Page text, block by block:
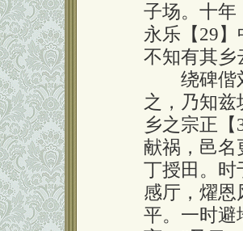
子场。十年
永乐【29
不知有其乡
绕碑偕刘
之，乃知
乡之宗正
献祸，邑名
丁授田。时
感厅，燿恩
平。一时避